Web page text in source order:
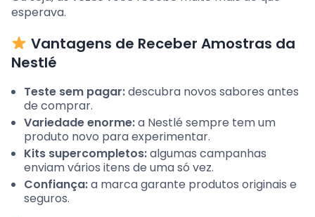
esperava.
Vantagens de Receber Amostras da
Nestlé
Teste sem pagar:descubra novos sabores antes
de comprar.
Variedade enorme:a Nestlé sempre tem um
produto novo para experimentar.
Kits supercompletos:algumas campanhas
enviam vários itens de uma só vez.
Confiança:a marca garante produtos originais e
seguros.